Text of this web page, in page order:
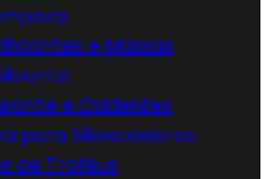
e Massas
e Oxidentes
para Silenciadores
de Troféus